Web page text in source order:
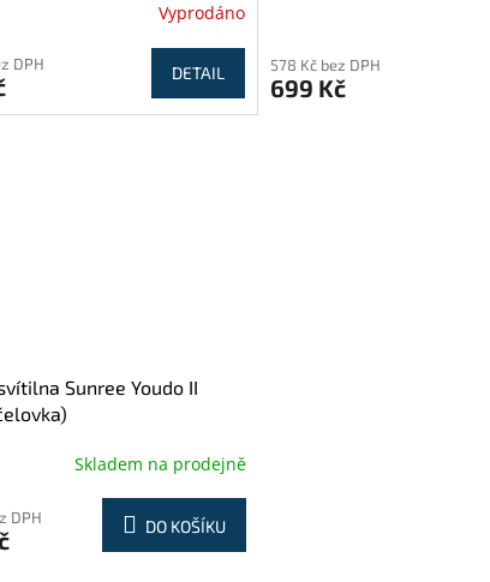
Vyprodáno
DPH DETAIL 578 Kč bez DPH
699 Kč
Sunree Youdo II
Skladem na prodejně
DPH DO KOŠÍKU